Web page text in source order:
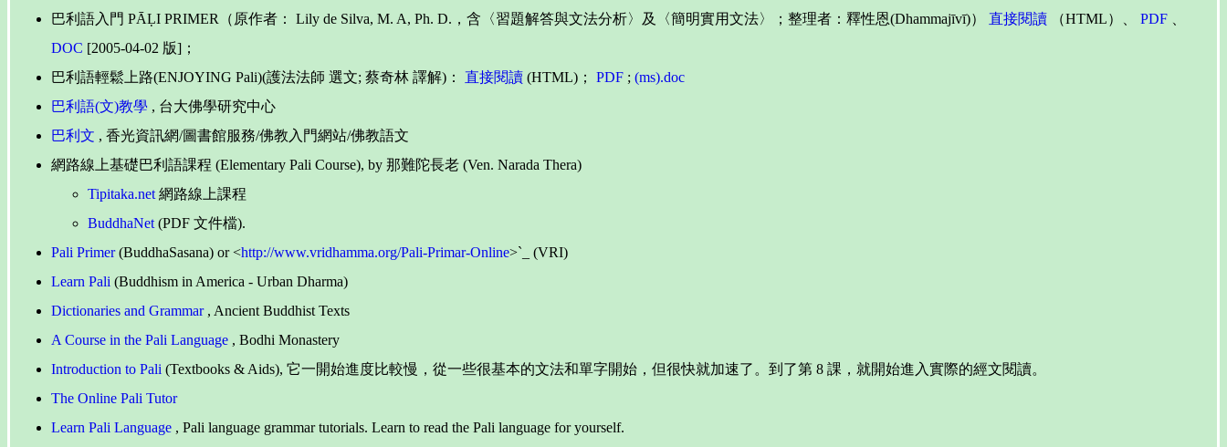
巴利語入門 PĀḶI PRIMER（原作者： Lily de Silva, M. A, Ph. D.，含〈習題解答與文法分析〉及〈簡明實用文法〉；整理者：釋性恩(Dhammajīvī)） 直接閱讀 （HTML）、 PDF
DOC [2005-04-02 版]；
巴利語輕鬆上路(ENJOYING Pali)(護法法師 選文; 蔡奇林 譯解)： 直接閱讀 (HTML)； PDF ; (ms).doc
巴利語(文)教學 , 台大佛學研究中心
巴利文 , 香光資訊網/圖書館服務/佛教入門網站/佛教語文
網路線上基礎巴利語課程 (Elementary Pali Course), by 那難陀長老 (Ven. Narada Thera)
Tipitaka.net 網路線上課程
BuddhaNet (PDF 文件檔).
Pali Primer(BuddhaSasana) or <http://www.vridhamma.org/Pali-Primar-Online>`_ (VRI)
Learn Pali (Buddhism in America - Urban Dharma)
Dictionaries and Grammar, Ancient Buddhist Texts
A Course in the Pali Language , Bodhi Monastery
Introduction to Pali (Textbooks & Aids), 它一開始進度比較慢，從一些很基本的文法和單字開始，但很快就加速了。到了第 8 課，就開始進入實際的經文閱讀。
The Online Pali Tutor
Learn Pali Language , Pali language grammar tutorials. Learn to read the Pali language for yourself.